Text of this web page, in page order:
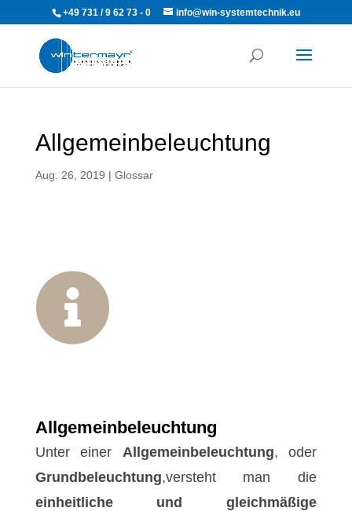
+49 731 / 9 62 73 - 0 info@win-systemtechnik.eu
Allgemeinbeleuchtung
Aug. 26, 2019 | Glossar

Allgemeinbeleuchtung
Unter einer Allgemeinbeleuchtung, oder
Grundbeleuchtung,versteht man die
einheitliche und gleichmäßige